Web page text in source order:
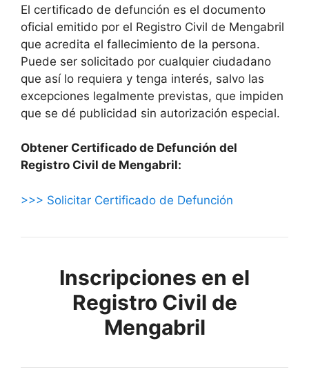
El certificado de defunción es el documento
oficial emitido por el Registro Civil de Mengabril
que acredita el fallecimiento de la persona.
Puede ser solicitado por cualquier ciudadano
que así lo requiera y tenga interés, salvo las
excepciones legalmente previstas, que impiden
que se dé publicidad sin autorización especial.
Obtener Certificado de Defunción del
Registro Civil de Mengabril:
>>> Solicitar Certificado de Defunción
Inscripciones en el
Registro Civil de
Mengabril